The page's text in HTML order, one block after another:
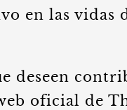
en las vidas
deseen
oficial de